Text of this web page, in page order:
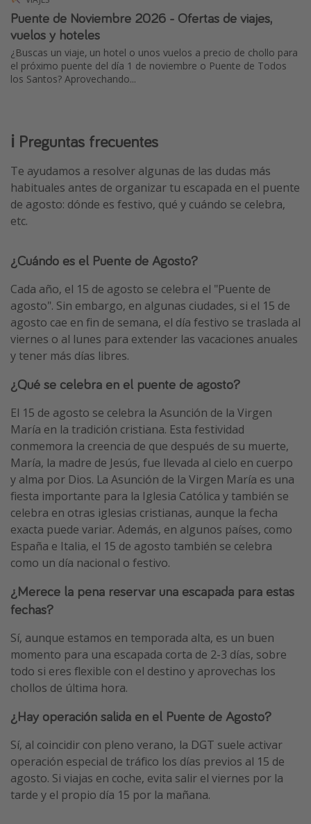
Puente de Noviembre 2026 - Ofertas de viajes,
vuelos y hoteles
¿Buscas un viaje, un hotel o unos vuelos a precio de chollo para
el próximo puente del día 1 de noviembre o Puente de Todos
los Santos? Aprovechando...
ℹ️ Preguntas frecuentes
Te ayudamos a resolver algunas de las dudas más
habituales antes de organizar tu escapada en el puente
de agosto: dónde es festivo, qué y cuándo se celebra,
etc.
¿Cuándo es el Puente de Agosto?
Cada año, el 15 de agosto se celebra el "Puente de
agosto". Sin embargo, en algunas ciudades, si el 15 de
agosto cae en fin de semana, el día festivo se traslada al
viernes o al lunes para extender las vacaciones anuales
y tener más días libres.
¿Qué se celebra en el puente de agosto?
El 15 de agosto se celebra la Asunción de la Virgen
María en la tradición cristiana. Esta festividad
conmemora la creencia de que después de su muerte,
María, la madre de Jesús, fue llevada al cielo en cuerpo
y alma por Dios. La Asunción de la Virgen María es una
fiesta importante para la Iglesia Católica y también se
celebra en otras iglesias cristianas, aunque la fecha
exacta puede variar. Además, en algunos países, como
España e Italia, el 15 de agosto también se celebra
como un día nacional o festivo.
¿Merece la pena reservar una escapada para estas
fechas?
Sí, aunque estamos en temporada alta, es un buen
momento para una escapada corta de 2-3 días, sobre
todo si eres flexible con el destino y aprovechas los
chollos de última hora.
¿Hay operación salida en el Puente de Agosto?
Sí, al coincidir con pleno verano, la DGT suele activar
operación especial de tráfico los días previos al 15 de
agosto. Si viajas en coche, evita salir el viernes por la
tarde y el propio día 15 por la mañana.